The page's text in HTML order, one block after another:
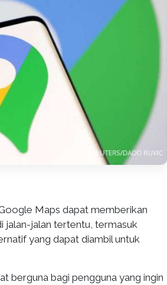
Maps dapat memberikan
jalan-jalan tertentu, termasuk
yang dapat diambil untuk
berguna bagi pengguna yang ingin